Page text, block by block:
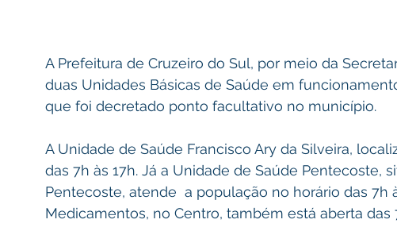
A Prefeitura de Cruzeiro do Sul, por meio da
duas Unidades Básicas de Saúde em
que foi decretado ponto facultativo no município.
A Unidade de Saúde Francisco Ary da Silveira,
das 7h às 17h. Já a Unidade de Saúde Pentecoste,
Pentecoste, atende  a população no horário das 7h
Medicamentos, no Centro, também está aberta das